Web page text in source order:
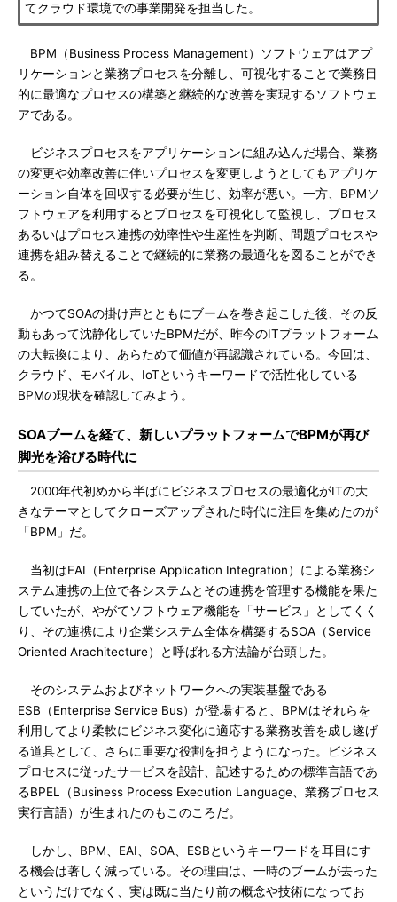
てクラウド環境での事業開発を担当した。
BPM（Business Process Management）ソフトウェアはアプ
リケーションと業務プロセスを分離し、可視化することで業務目
的に最適なプロセスの構築と継続的な改善を実現するソフトウェ
アである。
ビジネスプロセスをアプリケーションに組み込んだ場合、業務
の変更や効率改善に伴いプロセスを変更しようとしてもアプリケ
ーション自体を回収する必要が生じ、効率が悪い。一方、BPMソ
フトウェアを利用するとプロセスを可視化して監視し、プロセス
あるいはプロセス連携の効率性や生産性を判断、問題プロセスや
連携を組み替えることで継続的に業務の最適化を図ることができ
る。
かつてSOAの掛け声とともにブームを巻き起こした後、その反
動もあって沈静化していたBPMだが、昨今のITプラットフォーム
の大転換により、あらためて価値が再認識されている。今回は、
クラウド、モバイル、IoTというキーワードで活性化している
BPMの現状を確認してみよう。
SOAブームを経て、新しいプラットフォームでBPMが再び
脚光を浴びる時代に
2000年代初めから半ばにビジネスプロセスの最適化がITの大
きなテーマとしてクローズアップされた時代に注目を集めたのが
「BPM」だ。
当初はEAI（Enterprise Application Integration）による業務シ
ステム連携の上位で各システムとその連携を管理する機能を果た
していたが、やがてソフトウェア機能を「サービス」としてくく
り、その連携により企業システム全体を構築するSOA（Service
Oriented Arachitecture）と呼ばれる方法論が台頭した。
そのシステムおよびネットワークへの実装基盤である
ESB（Enterprise Service Bus）が登場すると、BPMはそれらを
利用してより柔軟にビジネス変化に適応する業務改善を成し遂げ
る道具として、さらに重要な役割を担うようになった。ビジネス
プロセスに従ったサービスを設計、記述するための標準言語であ
るBPEL（Business Process Execution Language、業務プロセス
実行言語）が生まれたのもこのころだ。
しかし、BPM、EAI、SOA、ESBというキーワードを耳目にす
る機会は著しく減っている。その理由は、一時のブームが去った
というだけでなく、実は既に当たり前の概念や技術になってお